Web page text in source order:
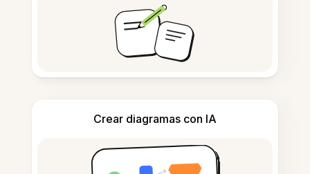
Crear diagramas con IA